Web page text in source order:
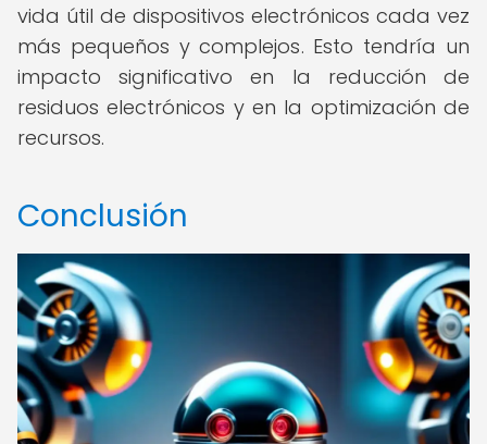
vida útil de dispositivos electrónicos cada vez
más pequeños y complejos. Esto tendría un
impacto significativo en la reducción de
residuos electrónicos y en la optimización de
recursos.
Conclusión